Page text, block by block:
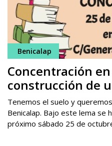
Benicalap
Concentración
construcción de
Tenemos el suelo y
Benicalap. Bajo este lema se
próximo sábado 25 de